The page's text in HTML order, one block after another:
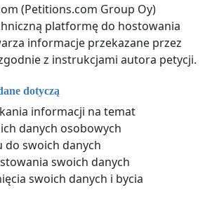
(Petitions.com Group Oy)
platformę do hostowania
informacje przekazane przez
z instrukcjami autora petycji.
dotyczą
informacji na temat
danych osobowych
do swoich danych
swoich danych
swoich danych i bycia